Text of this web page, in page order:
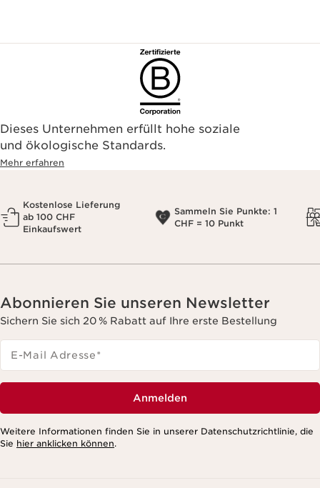
Dieses Unternehmen erfüllt hohe soziale
und ökologische Standards.
Mehr erfahren
Kostenlose Lieferung
ab 100 CHF
Einkaufswert
Sammeln Sie Punkte: 1
CHF = 10 Punkt
Abonnieren Sie unseren Newsletter
Sichern Sie sich 20 % Rabatt auf Ihre erste Bestellung
E-Mail Adresse*
Anmelden
Weitere Informationen finden Sie in unserer Datenschutzrichtlinie, die
Sie hier anklicken können.